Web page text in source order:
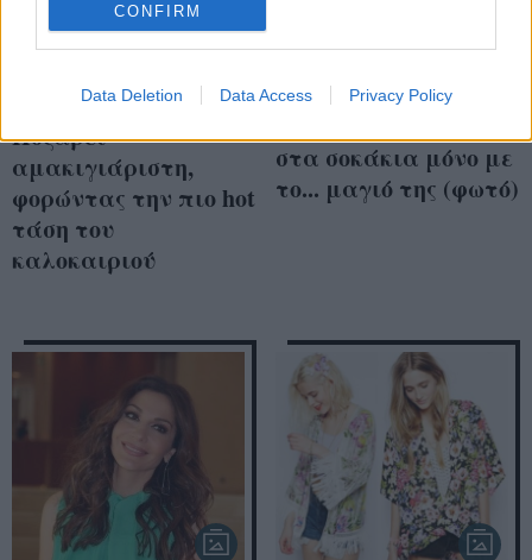
CONFIRM
Data Deletion Data Access Privacy Policy
Δέσποινα Βανδή:
Ποζάρει
αμακιγιάριστη,
φορώντας την πιο hot
τάση του
καλοκαιριού
Super sexy Μαρία
στα σοκάκια μόνο με
το... μαγιό της (φωτό)